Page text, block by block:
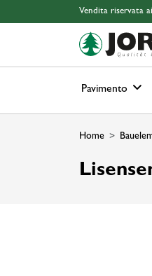
Skip to main content Skip to page
Vendita riservata
Pavimento
Home